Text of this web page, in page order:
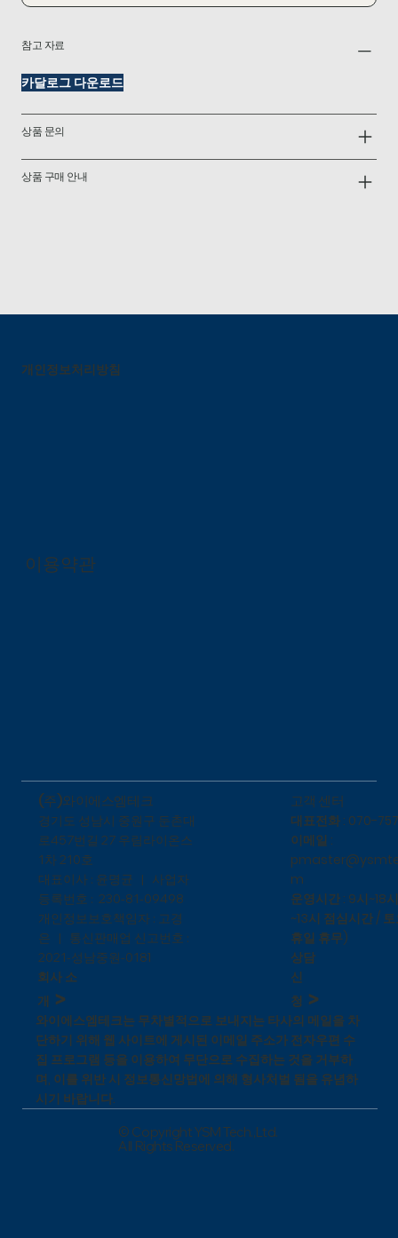
참고 자료
카달로그 다운로드
상품 문의
상품 구매 안내
이용약관
개인정보처리방침
와이에스엠테크는 무차별적으로 보내지는 타사의 메일을 차
단하기 위해 웹 사이트에 게시된 이메일 주소가 전자우편 수
집 프로그램 등을 이용하여 무단으로 수집하는 것을 거부하
며, 이를 위반 시 정보통신망법에 의해 형사처벌 됨을 유념하
시기 바랍니다.
(주)와이에스엠테크
​경기도 성남시 중원구 둔촌대
로457번길 27 우림라이온스
1차 210호
대표이사 : 윤명균 | 사업자
등록번호 : 230-81-09498
개인정보보호책임자 : 고경
은 | 통신판매업 신고번호 :
2021-성남중원-0181
회사 소
개 >
​고객 센터
대표전화 : 070-
이메일 :
m
운영시간 : 9시~18
~13시 점심시간 /
휴일 휴무)
상담
신
청 >
© Copyright YSM Tech.,Ltd.
All Rights Reserved.